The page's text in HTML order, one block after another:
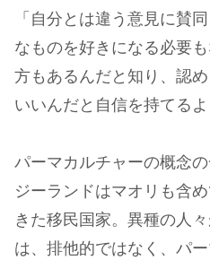
「自分とは違う意見に賛
なものを好きになる必要
方もあるんだと知り、認
いいんだと自信を持てるよ
パーマカルチャーの概念
ジーランドはマオリも含
きた移民国家。異種の人
は、排他的ではなく、パ